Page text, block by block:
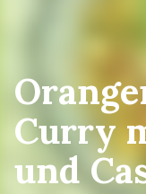
Curry
und